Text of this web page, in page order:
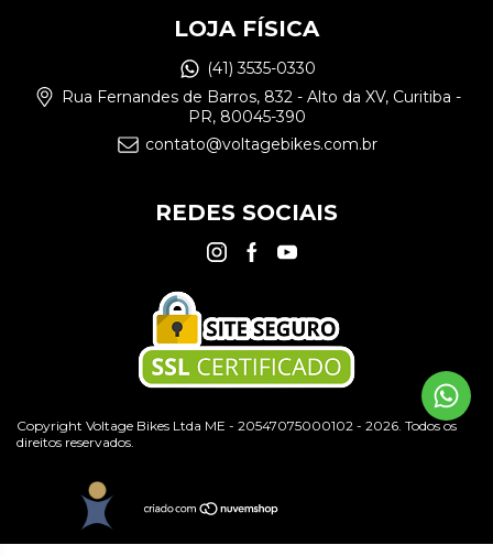
LOJA FÍSICA
(41) 3535-0330
Rua Fernandes de Barros, 832 - Alto da XV, Curitiba -
PR, 80045-390
contato@voltagebikes.com.br
REDES SOCIAIS
Copyright Voltage Bikes Ltda ME - 20547075000102 - 2026. Todos os
direitos reservados.